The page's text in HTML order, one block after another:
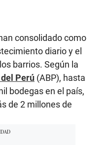
consolidado como
diario y el
barrios. Según la
Perú (ABP), hasta
bodegas en el país,
de 2 millones de